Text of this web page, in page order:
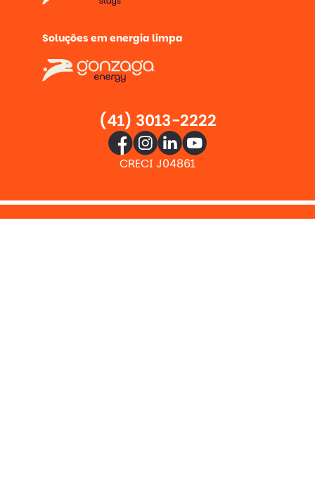
Soluções em energia limpa
(41) 3013-2222
CRECI J04861